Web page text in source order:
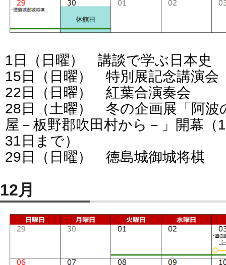
1日（日曜） 講談で学ぶ日本史
15日（日曜） 特別展記念講演会
22日（日曜） 紅葉合演奏会
28日（土曜） 冬の企画展「阿波
屋－板野郡吹田村から－」開幕（
31日まで）
29日（日曜） 徳島城御城将棋
12月